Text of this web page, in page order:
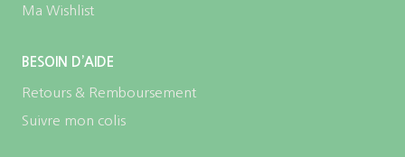
Ma Wishlist
BESOIN D’AIDE
Retours & Remboursement
Suivre mon colis